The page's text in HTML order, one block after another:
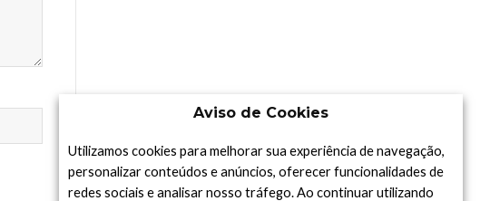
Aviso de Cookies
Utilizamos cookies para melhorar sua experiência de navegação,
personalizar conteúdos e anúncios, oferecer funcionalidades de
redes sociais e analisar nosso tráfego. Ao continuar utilizando